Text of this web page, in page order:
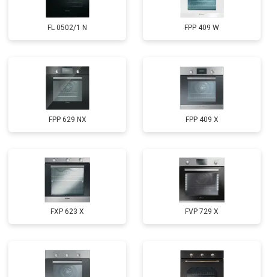
FL 0502/1 N FPP 409 W
FPP 629 NX FPP 409 X
FXP 623 X FVP 729 X